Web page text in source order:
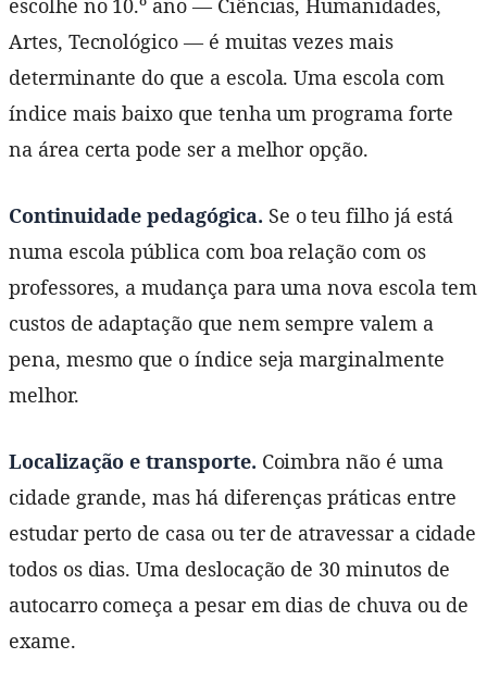
Artes, Tecnológico — é muitas vezes mais
determinante do que a escola. Uma escola com
índice mais baixo que tenha um programa forte
na área certa pode ser a melhor opção.
Continuidade pedagógica. Se o teu filho já está
numa escola pública com boa relação com os
professores, a mudança para uma nova escola tem
custos de adaptação que nem sempre valem a
pena, mesmo que o índice seja marginalmente
melhor.
Localização e transporte. Coimbra não é uma
cidade grande, mas há diferenças práticas entre
estudar perto de casa ou ter de atravessar a cidade
todos os dias. Uma deslocação de 30 minutos de
autocarro começa a pesar em dias de chuva ou de
exame.